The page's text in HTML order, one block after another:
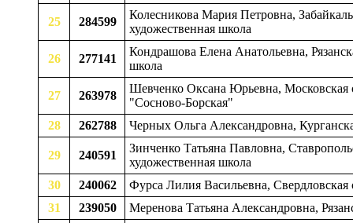
25 284599
Колесникова Мария Петровна,
художественная школа
26 277141
Кондрашова Елена Анатольевна,
школа
27 263978
Шевченко Оксана Юрьевна, Московская
"Сосново-Борская"
28
262788 Черных Ольга Александровна,
29 240591
Зинченко Татьяна Павловна,
художественная школа
30
240062
Фурса Лилия Васильевна, Свердловская
31
239050 Меренова Татьяна Александровна,